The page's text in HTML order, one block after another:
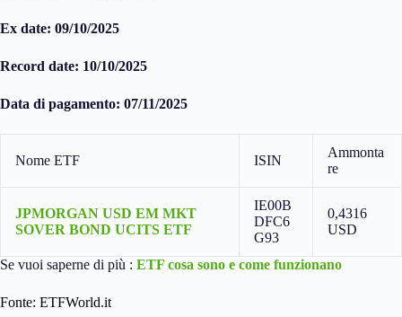
Ex date: 09/10/2025
Record date: 10/10/2025
Data di pagamento: 07/11/2025
Nome ETF ISIN
Ammonta
re
JPMORGAN USD EM MKT
SOVER BOND UCITS ETF
IE00B
DFC6
G93
0,4316
USD
Se vuoi saperne di più : ETF cosa sono e come funzionano
Fonte: ETFWorld.it